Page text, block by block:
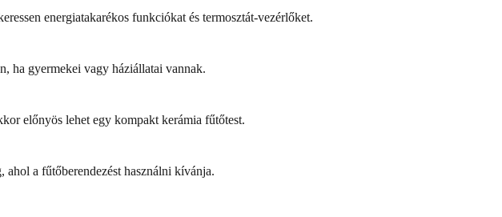
energiatakarékos funkciókat és termosztát-vezérlőket.
ha gyermekei vagy háziállatai vannak.
előnyös lehet egy kompakt kerámia fűtőtest.
a fűtőberendezést használni kívánja.